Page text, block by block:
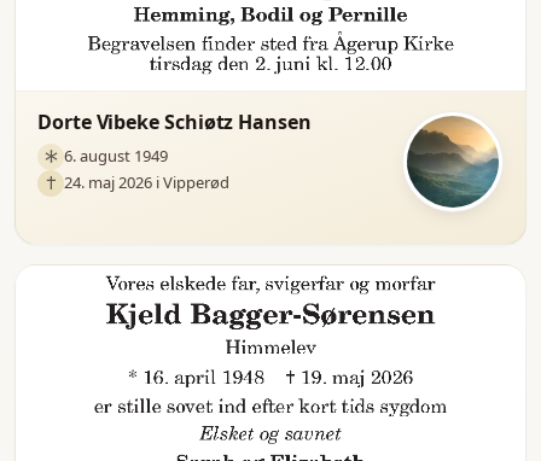
Dorte Vibeke Schiøtz Hansen
6. august 1949
24. maj 2026 i Vipperød